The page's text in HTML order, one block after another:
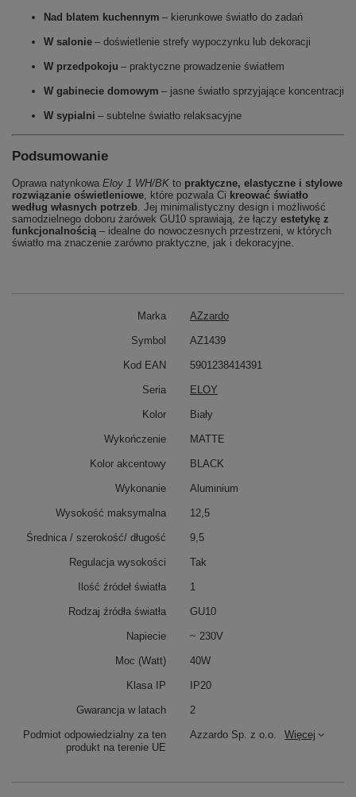
Nad blatem kuchennym – kierunkowe światło do zadań
W salonie – doświetlenie strefy wypoczynku lub dekoracji
W przedpokoju – praktyczne prowadzenie światłem
W gabinecie domowym – jasne światło sprzyjające koncentracji
W sypialni – subtelne światło relaksacyjne
Podsumowanie
Oprawa natynkowa Eloy 1 WH/BK to praktyczne, elastyczne i stylowe
rozwiązanie oświetleniowe , które pozwala Ci kreować światło
według własnych potrzeb . Jej minimalistyczny design i możliwość
samodzielnego doboru żarówek GU10 sprawiają, że łączy estetykę z
funkcjonalnością – idealne do nowoczesnych przestrzeni, w których
światło ma znaczenie zarówno praktyczne, jak i dekoracyjne.
Marka AZzardo
Podmiot odpowiedzialny za ten
produkt na terenie UE
Azzardo Sp. z o.o. Więcej
Symbol AZ1439
Kod EAN 5901238414391
Seria ELOY
Kolor Biały
Wykończenie MATTE
Kolor akcentowy BLACK
Wykonanie Aluminium
Wysokość maksymalna 12,5
Średnica / szerokość/ długość 9,5
Regulacja wysokości Tak
Ilość źródeł światła 1
Rodzaj źródła światła GU10
Napiecie ~ 230V
Moc (Watt) 40W
Klasa IP IP20
Gwarancja w latach 2